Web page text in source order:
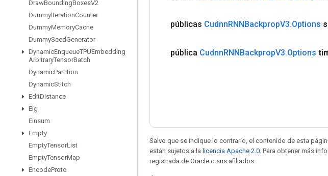
DrawBoundingBoxesV2
DummyIterationCounter
DummyMemoryCache
DummySeedGenerator
DynamicEnqueueTPUEmbedding
ArbitraryTensorBatch
DynamicPartition
DynamicStitch
EditDistance
Eig
Einsum
Empty
EmptyTensorList
EmptyTensorMap
EncodeProto
públicas CudnnRNNBackpropV3.Options
pública CudnnRNNBackpropV3.Options
Salvo que se indique lo contrario, el contenido de esta
están sujetos a la licencia Apache 2.0 . Para obtener más
registrada de Oracle o sus afiliados.